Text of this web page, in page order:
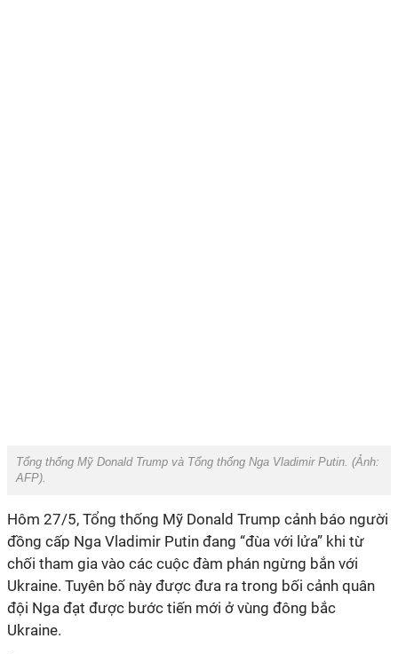
Tổng thống Mỹ Donald Trump và Tổng thống Nga Vladimir Putin. (Ảnh:
AFP).
Hôm 27/5, Tổng thống Mỹ Donald Trump cảnh báo người
đồng cấp Nga Vladimir Putin đang “đùa với lửa” khi từ
chối tham gia vào các cuộc đàm phán ngừng bắn với
Ukraine. Tuyên bố này được đưa ra trong bối cảnh quân
đội Nga đạt được bước tiến mới ở vùng đông bắc
Ukraine.